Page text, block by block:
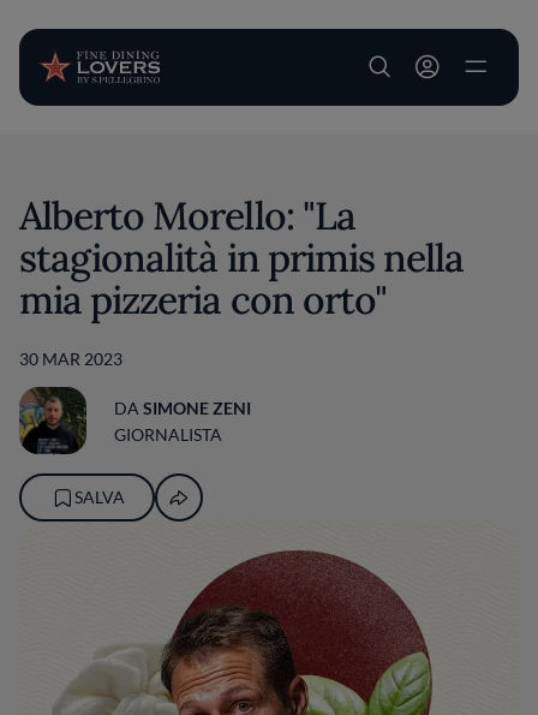
User account
Alberto Morello: "La
stagionalità in primis nella
mia pizzeria con orto"
30 MAR 2023
DA SIMONE ZENI
GIORNALISTA
SALVA